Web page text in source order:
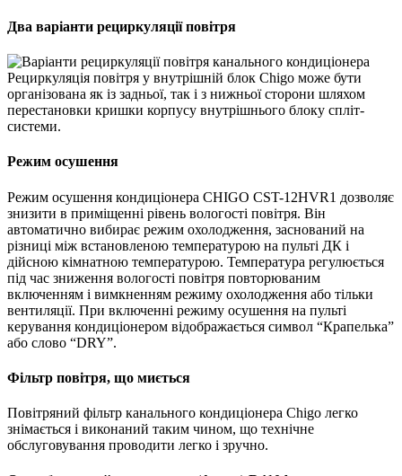
Два варіанти рециркуляції повітря
Рециркуляція повітря у внутрішній блок Chigo може бути
організована як із задньої, так і з нижньої сторони шляхом
перестановки кришки корпусу внутрішнього блоку спліт-
системи.
Режим осушення
Режим осушення кондиціонера CHIGO CST-12HVR1 дозволяє
знизити в приміщенні рівень вологості повітря. Він
автоматично вибирає режим охолодження, заснований на
різниці між встановленою температурою на пульті ДК і
дійсною кімнатною температурою. Температура регулюється
під час зниження вологості повітря повторюваним
включенням і вимкненням режиму охолодження або тільки
вентиляції. При включенні режиму осушення на пульті
керування кондиціонером відображається символ “Крапелька”
або слово “DRY”.
Фільтр повітря, що миється
Повітряний фільтр канального кондиціонера Chigo легко
знімається і виконаний таким чином, що технічне
обслуговування проводити легко і зручно.